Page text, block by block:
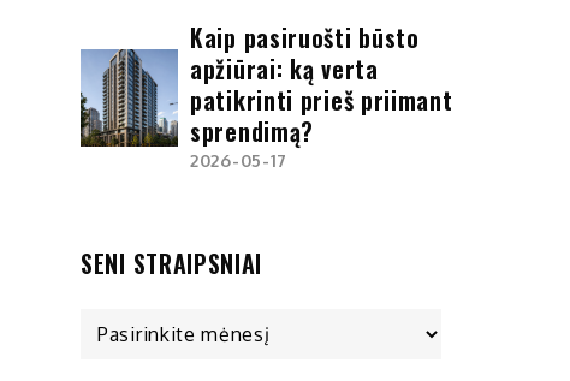
Kaip pasiruošti būsto
apžiūrai: ką verta
patikrinti prieš priimant
sprendimą?
2026-05-17
SENI STRAIPSNIAI